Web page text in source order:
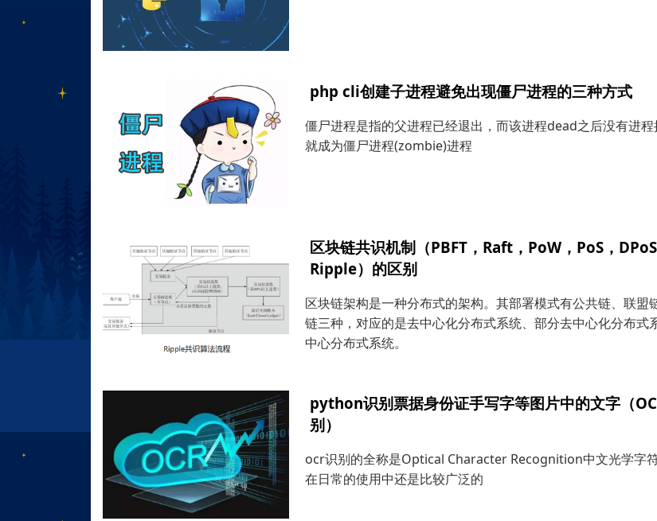
php cli创建子进程避免出现僵尸进程的三种方式
僵尸进程是指的父进程已经退出，而该进程dead之后没有进程
就成为僵尸进程(zombie)进程
区块链共识机制（PBFT，Raft，PoW，PoS，DPoS
Ripple）的区别
区块链架构是一种分布式的架构。其部署模式有公共链、联盟
链三种，对应的是去中心化分布式系统、部分去中心化分布式
中心分布式系统。
python识别票据身份证手写字等图片中的文字（
别）
ocr识别的全称是Optical Character Recognition中文光学字符
在日常的使用中还是比较广泛的